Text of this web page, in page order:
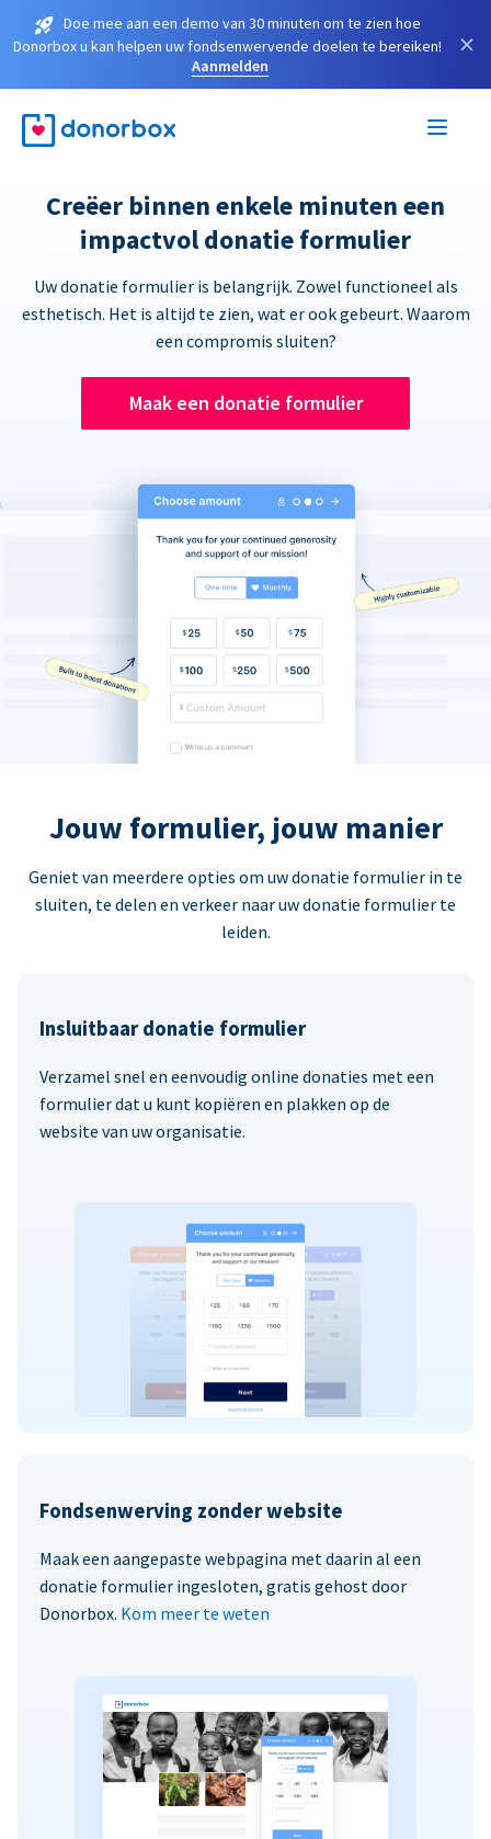
Doe mee aan een demo van 30 minuten om te zien hoe
Donorbox u kan helpen uw fondsenwervende doelen te bereiken!
Aanmelden
×
Creëer binnen enkele minuten een
impactvol donatie formulier
Uw donatie formulier is belangrijk. Zowel functioneel als
esthetisch. Het is altijd te zien, wat er ook gebeurt. Waarom
een compromis sluiten?
Maak een donatie formulier
Jouw formulier, jouw manier
Geniet van meerdere opties om uw donatie formulier in te
sluiten, te delen en verkeer naar uw donatie formulier te
leiden.
Insluitbaar donatie formulier
Verzamel snel en eenvoudig online donaties met een
formulier dat u kunt kopiëren en plakken op de
website van uw organisatie.
Fondsenwerving zonder website
Maak een aangepaste webpagina met daarin al een
donatie formulier ingesloten, gratis gehost door
Donorbox. Kom meer te weten